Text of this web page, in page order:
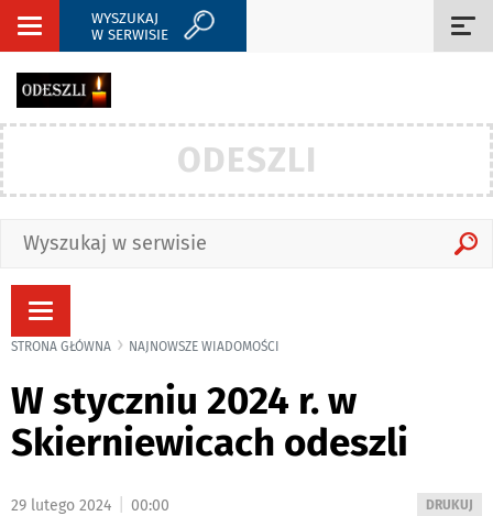
Rozwiń
WYSZUKAJ
W SERWISIE
ODESZLI
Rozwiń
STRONA GŁÓWNA NAJNOWSZE WIADOMOŚCI
W styczniu 2024 r. w
Skierniewicach odeszli
WYDRUKUJ
DRUKUJ
29 lutego 2024 00:00